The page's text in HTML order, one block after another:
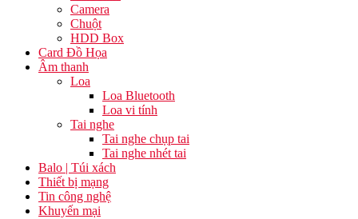
Camera
Chuột
HDD Box
Card Đồ Họa
Âm thanh
Loa
Loa Bluetooth
Loa vi tính
Tai nghe
Tai nghe chụp tai
Tai nghe nhét tai
Balo | Túi xách
Thiết bị mạng
Tin công nghệ
Khuyến mại